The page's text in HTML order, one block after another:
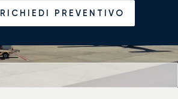
RICHIEDI PREVENTIVO